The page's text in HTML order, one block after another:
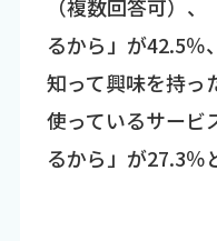
（複数回答可）
るから」が42.5％
知って興味を持っ
使っているサービ
るから」が27.3％